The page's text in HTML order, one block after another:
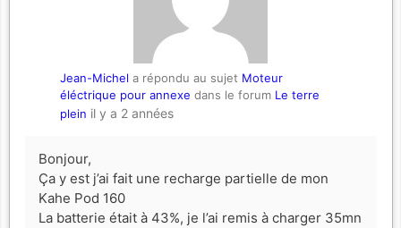
Jean-Michel a répondu au sujet Moteur
éléctrique pour annexe dans le forum Le terre
plein il y a 2 années
Bonjour,
Ça y est j’ai fait une recharge partielle de mon
Kahe Pod 160
La batterie était à 43%, je l’ai remis à charger 35mn